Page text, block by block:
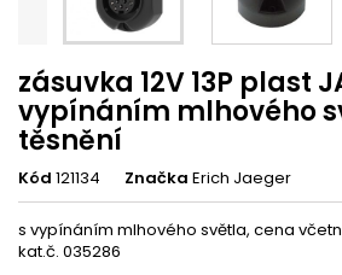
zásuvka 12V 13P plast
vypínáním mlhového
těsnění
Kód 121134 Značka Erich Jaeger
s vypínáním mlhového světla, cena
kat.č. 035286